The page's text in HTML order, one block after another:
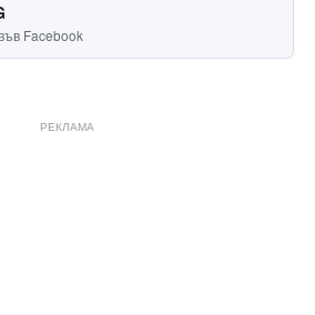
Facebook
РЕКЛАМА